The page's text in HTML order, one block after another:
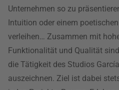
Unternehmen so zu
Intuition oder einem
verleihen… Zusammen mit
Funktionalität und Qualität
die Tätigkeit des Studios
auszeichnen. Ziel ist dabei